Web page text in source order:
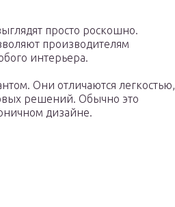
просто роскошно.
производителям
интерьера.
Они отличаются легкостью,
решений. Обычно это
дизайне.